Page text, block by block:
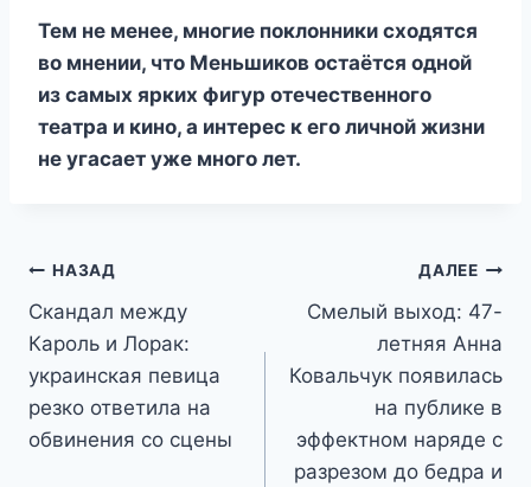
Тем не менее, многие поклонники сходятся
во мнении, что Меньшиков остаётся одной
из самых ярких фигур отечественного
театра и кино, а интерес к его личной жизни
не угасает уже много лет.
Навигация
по
записям
НАЗАД
Скандал между
Кароль и Лорак:
украинская певица
резко ответила на
обвинения со сцены
ДАЛЕЕ
Смелый выход: 47-
летняя Анна
Ковальчук появилась
на публике в
эффектном наряде с
разрезом до бедра и